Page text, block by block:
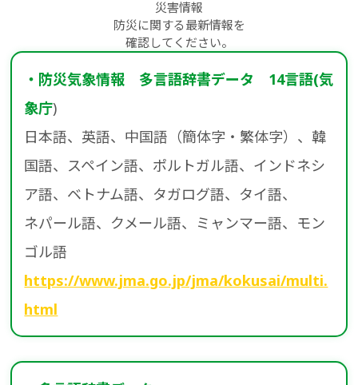
災害情報
防災に関する最新情報を
確認してください。
・防災気象情報 多言語辞書データ 14言語(気
象庁)
日本語、英語、中国語（簡体字・繁体字）、韓
国語、スペイン語、ポルトガル語、インドネシ
ア語、ベトナム語、タガログ語、タイ語、
ネパール語、クメール語、ミャンマー語、モン
ゴル語
https://www.jma.go.jp/jma/kokusai/multi.
html